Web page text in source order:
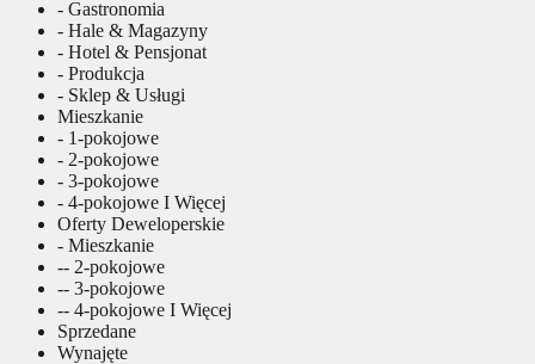
- Gastronomia
- Hale & Magazyny
- Hotel & Pensjonat
- Produkcja
- Sklep & Usługi
Mieszkanie
- 1-pokojowe
- 2-pokojowe
- 3-pokojowe
- 4-pokojowe I Więcej
Oferty Deweloperskie
- Mieszkanie
-- 2-pokojowe
-- 3-pokojowe
-- 4-pokojowe I Więcej
Sprzedane
Wynajęte